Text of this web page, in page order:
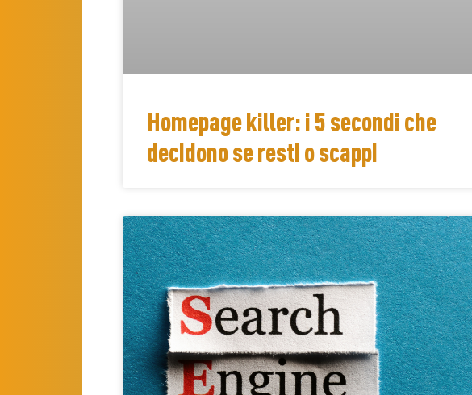
Homepage killer: i 5 secondi che
decidono se resti o scappi